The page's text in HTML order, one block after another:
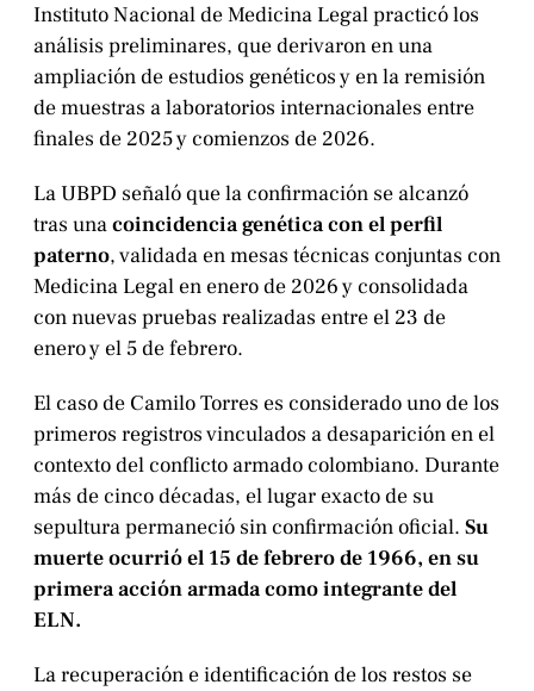
Instituto Nacional de Medicina Legal practicó los
análisis preliminares, que derivaron en una
ampliación de estudios genéticos y en la remisión
de muestras a laboratorios internacionales entre
finales de 2025 y comienzos de 2026.
La UBPD señaló que la confirmación se alcanzó
tras unacoincidencia genética con el perfil
paterno, validada en mesas técnicas conjuntas con
Medicina Legal en enero de 2026 y consolidada
con nuevas pruebas realizadas entre el 23 de
enero y el 5 de febrero.
El caso de Camilo Torres es considerado uno de los
primeros registros vinculados a desaparición en el
contexto del conflicto armado colombiano. Durante
más de cinco décadas, el lugar exacto de su
sepultura permaneció sin confirmación oficial. Su
muerte ocurrió el 15 de febrero de 1966, en su
primera acción armada como integrante del
ELN.
La recuperación e identificación de los restos se